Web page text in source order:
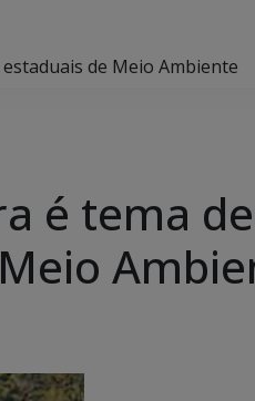
de Meio Ambiente
é tema